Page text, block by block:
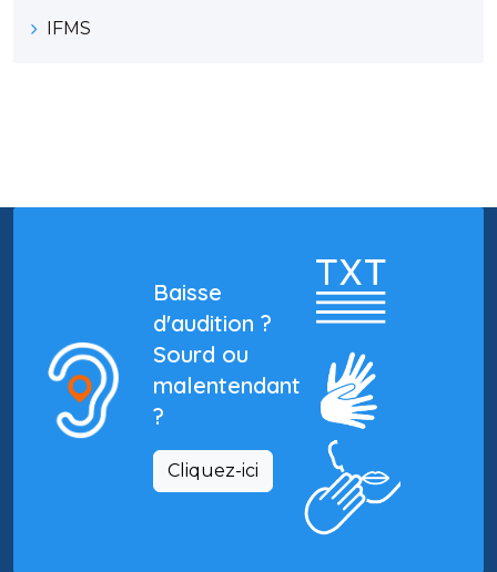
IFMS
Baisse
d'audition ?
Sourd ou
malentendant
?
Cliquez-ici